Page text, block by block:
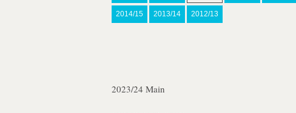
2014/15 2013/14 2012/13
2023/24 Main